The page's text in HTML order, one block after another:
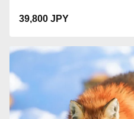
39,800 JPY